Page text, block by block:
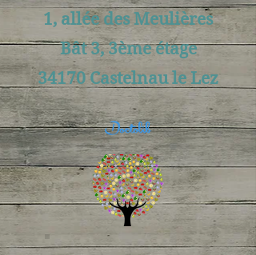
1, allée des Meulières
Bât 3, 3ème étage
34170 Castelnau le Lez